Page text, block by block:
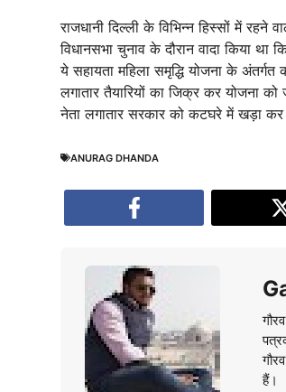
राजधानी दिल्ली के विभिन्न हिस्सों में
विधानसभा चुनाव के दौरान वादा किया था
ये सहायता महिला समृद्धि योजना के
लगातार तैयारियों का जिक्र कर योजना
नेता लगातार सरकार को कटघरे में खड़ा
ANURAG DHANDA
हैं।